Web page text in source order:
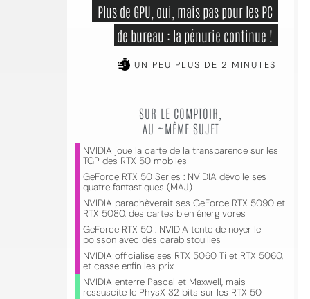
de bureau : la pénurie continue !
UN PEU PLUS DE 2 MINUTES
SUR LE COMPTOIR,
AU ~MÊME SUJET
NVIDIA joue la carte de la transparence sur les
TGP des RTX 50 mobiles
GeForce RTX 50 Series : NVIDIA dévoile ses
quatre fantastiques (MAJ)
NVIDIA parachèverait ses GeForce RTX 5090 et
RTX 5080, des cartes bien énergivores
GeForce RTX 50 : NVIDIA tente de noyer le
poisson avec des carabistouilles
NVIDIA officialise ses RTX 5060 Ti et RTX 5060,
et casse enfin les prix
NVIDIA enterre Pascal et Maxwell, mais
ressuscite le PhysX 32 bits sur les RTX 50